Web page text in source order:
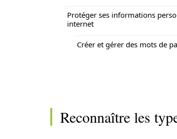
Protéger ses informations
internet
Créer et gérer des mots de
Reconnaître les